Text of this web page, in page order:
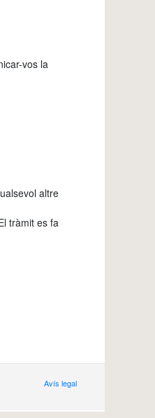
vos la
altre
tràmit es fa
Avís legal